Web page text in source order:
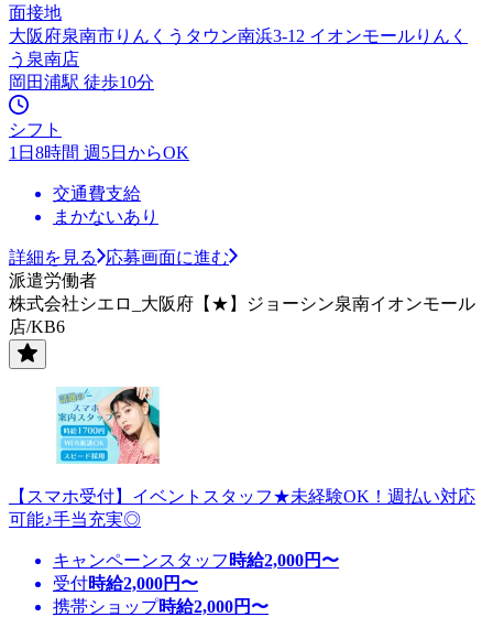
面接地
大阪府泉南市りんくうタウン南浜3-12 イオンモールりんく
う泉南店
岡田浦駅 徒歩10分
シフト
1日8時間 週5日からOK
交通費支給
まかないあり
詳細を見る
応募画面に進む
派遣労働者
株式会社シエロ_大阪府【★】ジョーシン泉南イオンモール
店/KB6
【スマホ受付】イベントスタッフ★未経験OK！週払い対応
可能♪手当充実◎
キャンペーンスタッフ 時給2,000円〜
受付時給2,000円〜
携帯ショップ時給2,000円〜